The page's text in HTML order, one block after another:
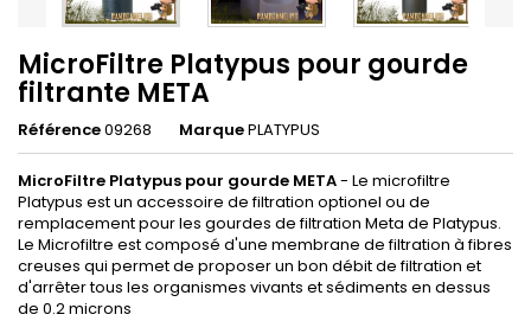
MicroFiltre Platypus pour gourde
filtrante META
Référence09268 MarquePLATYPUS
MicroFiltre Platypus pour gourde META- Le microfiltre
Platypus est un accessoire de filtration optionel ou de
remplacement pour les gourdes de filtration Meta de Platypus.
Le Microfiltre est composé d'une membrane de filtration à fibres
creuses qui permet de proposer un bon débit de filtration et
d'arrêter tous les organismes vivants et sédiments en dessus
de 0.2 microns